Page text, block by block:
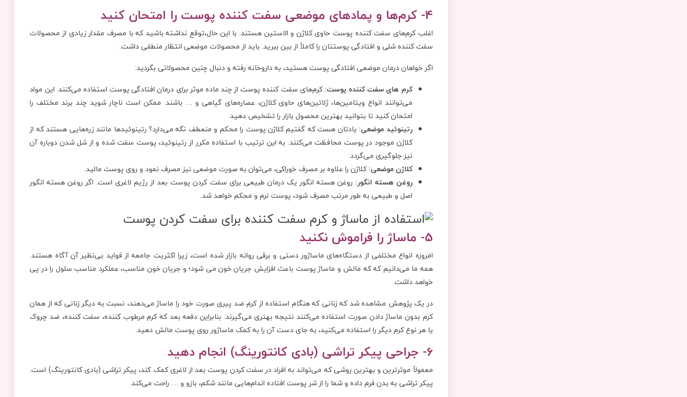
4- کرم‌ها و پمادهای موضعی سفت کننده پوست را امتحان کنید
اغلب کرم‌های سفت کننده پوست حاوی کلاژن و الاستین هستند. با این حال،توقع نداشته باشید که با مصرف مقدار زیادی از محصولات
سفت کننده شلی و افتادگی پوستتان را کاملاً از بین ببرید. باید از محصولات موضعی انتظار منطقی داشت.
اگر خواهان درمان موضعی افتادگی پوست هستید، به داروخانه رفته و دنبال چنین محصولاتی بگردید:
کرم های سفت کننده پوست:کرم‌های سفت کننده پوست از چند ماده موثر برای درمان افتادگی پوست استفاده می‌کنند. این مواد
می‌توانند انواع ویتامین‌ها، ژلاتین‌های حاوی کلاژن، عصاره‌های گیاهی و … باشند. ممکن است ناچار شوید چند برند مختلف را
امتحان کنید تا بتوانید بهترین محصول بازار را تشخیص دهید.
رتینوئید موضعی: یادتان هست که گفتیم کلاژن پوست را محکم و منعطف نگه می‌دارد؟ رتینوئیدها مانند زره‌هایی هستند که از
کلاژن‌ موجود در پوست محافظت می‌کنند. به این ترتیب با استفاده مکرر از رتینوئید، پوست سفت شده و از شل شدن دوباره آن
نیز جلوگیری می‌گردد.
کلاژن موضعی:کلاژن را علاوه بر مصرف خوراکی، می‌توان به صورت موضعی نیز مصرف نمود و روی پوست مالید.
روغن هسته انگور: روغن هسته انگور یک درمان طبیعی برای سفت کردن پوست بعد از رژیم لاغری است. اگر روغن هسته انگور
اصل و طبیعی به طور مرتب مصرف شود، پوست نرم و محکم خواهد شد.
5- ماساژ را فراموش نکنید
امروزه انواع مختلفی از دستگاه‌های ماساژور دستی و برقی روانه بازار شده است، زیرا اکثریت جامعه از فواید بی‌نظیر آن آگاه هستند.
همه ما می‌دانیم که که مالش و ماساژ پوست باعث افزایش جریان خون می شود؛ و جریان خون مناسب، عملکرد مناسب سلول را در پی
خواهد داشت.
در یک پژوهش مشاهده شد که زنانی که هنگام استفاده از کرم ضد پیری صورت خود را ماساژ می‌دهند، نسبت به دیگر زنانی که از همان
کرم بدون ماساژ دادن صورت استفاده می‌کنند نتیجه بهتری می‌گیرند. بنابراین دفعه بعد که کرم مرطوب کننده، سفت کننده، ضد چروک
یا هر نوع کرم دیگر را استفاده می‌کنید، به جای دست آن را به کمک ماساژور روی پوست مالش دهید.
6- جراحی پیکر تراشی (بادی کانتورینگ) انجام دهید
معمولاً موثرترین و بهترین روشی که می‌تواند به افراد در سفت کردن پوست بعد از لاغری کمک کند، پیکر تراشی (بادی کانتورینگ) است.
پیکر تراشی به بدن فرم داده و شما را از شر پوست افتاده اندام‌هایی مانند شکم، بازو و … راحت می‌کند.